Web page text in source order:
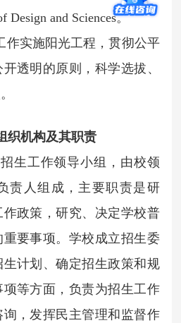
Design and Sciences。
作实施阳光工程，贯彻公平
透明的原则，科学选拔、
织机构及其职责
生工作领导小组，由校领
责人组成，主要职责是研
政策，研究、决定学校普
要事项。学校成立招生委
计划、确定招生政策和规
等方面，负责为招生工作
，发挥民主管理和监督作